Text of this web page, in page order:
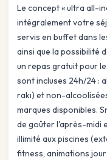
Le concept « ultra all-
intégralement votre
servis en buffet dans
ainsi que la possibilité
un repas gratuit pour
sont incluses 24h/24 :
rakı) et non-
marques disponibles.
de goûter l'après-midi
illimité aux piscines
fitness, animations